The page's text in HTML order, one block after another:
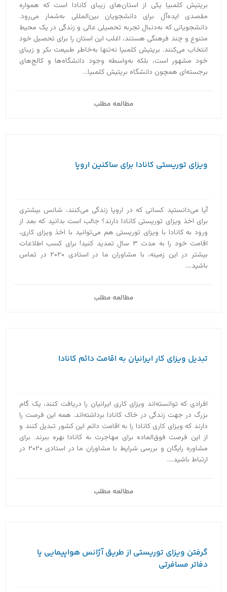
بریتیش کلمبیا یکی از استان‌های زیبای کانادا است که همواره
مقصدی ایده‌آل برای دانشجویان بین‌المللی به‌‌شمار می‌رود.
دانشجویانی که به‌دنبال تجربه تحصیلی عالی و زندگی در یک محیط
متنوع و چند فرهنگی هستند، اغلب این استان را برای تحصیل خود
انتخاب می‌کنند. بریتیش کلمبیا نه‌تنها به‌خاطر طبیعت بکر و زیبای
خود مشهور است، بلکه به‌واسطه وجود دانشگاه‌ها و کالج‌های
برجسته‌ای همچون دانشگاه بریتیش کلمبیا...
مطالعه مطلب
ویزای توریستی کانادا برای ساکنین اروپا
آیا می‌دانستید کسانی که در اروپا زندگی می‌کنند، شانس بیشتری
برای اخذ ویزای توریستی کانادا دارند؟ جالب است بدانید که بعد از
ورود به کانادا با ویزای توریستی هم می‌توانید با اخذ ویزای کاری،
اقامت خود را به مدت ۳ سال تمدید کنید! برای کسب اطلاعات
بیشتر در این زمینه، با مشاوران ما در استادی ۲۰۲۰ در تماس
باشید....
مطالعه مطلب
تبدیل ویزای کار ایرانیان به اقامت دائم کانادا
افرادی که توانسته‌اند ویزای کاری ایرانیان را دریافت کنند، یک گام
بزرگ در جهت زندگی در خاک کانادا برداشته‌اند. همه این فرصت را
دارند که ویزای کاری کانادا را به اقامت دائم این کشور تبدیل کنند و
از این فرصت فوق‌العاده برای مهاجرت به کانادا بهره ببرند. برای
مشاوره رایگان و بررسی شرایط با مشاوران ما در استادی ۲۰۲۰ در
ارتباط باشید....
مطالعه مطلب
گرفتن ویزای توریستی از طریق آژانس هواپیمایی یا
دفاتر مسافرتی